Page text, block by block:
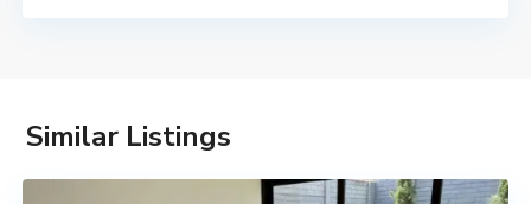
Similar Listings
El